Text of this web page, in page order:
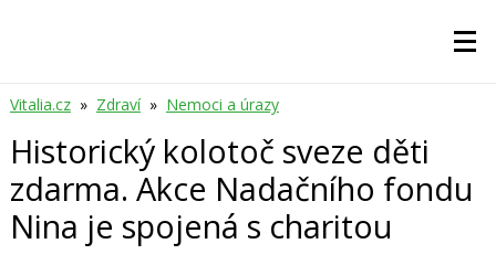
Vitalia.cz » Zdraví » Nemoci a úrazy
Historický kolotoč sveze děti
zdarma. Akce Nadačního fondu
Nina je spojená s charitou